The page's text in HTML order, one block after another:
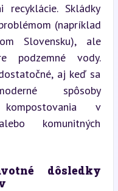
recyklácie. Skládky
(napríklad
Slovensku), ale
podzemné vody.
aj keď sa
spôsoby
v
komunitných
dôsledky